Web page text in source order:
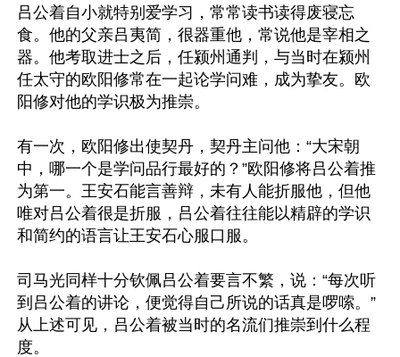
吕公着自小就特别爱学习，常常读书读得废寝忘
食。他的父亲吕夷简，很器重他，常说他是宰相之
器。他考取进士之后，任颍州通判，与当时在颍州
任太守的欧阳修常在一起论学问难，成为挚友。欧
阳修对他的学识极为推崇。
有一次，欧阳修出使契丹，契丹主问他：“大宋朝
中，哪一个是学问品行最好的？”欧阳修将吕公着推
为第一。王安石能言善辩，未有人能折服他，但他
唯对吕公着很是折服，吕公着往往能以精辟的学识
和简约的语言让王安石心服口服。
司马光同样十分钦佩吕公着要言不繁，说：“每次听
到吕公着的讲论，便觉得自己所说的话真是啰嗦。”
从上述可见，吕公着被当时的名流们推崇到什么程
度。